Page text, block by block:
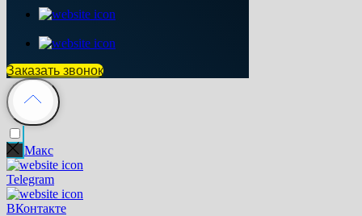
Заказать звонок
Макс
Telegram
ВКонтакте